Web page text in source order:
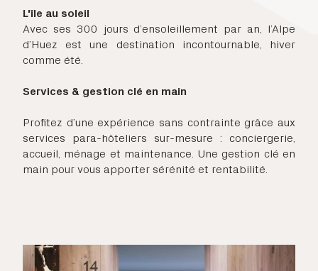
L'île au soleil
Avec ses 300 jours d’ensoleillement par an, l’Alpe
d’Huez est une destination incontournable, hiver
comme été.
Services & gestion clé en main
Profitez d’une expérience sans contrainte grâce aux
services para-hôteliers sur-mesure : conciergerie,
accueil, ménage et maintenance. Une gestion clé en
main pour vous apporter sérénité et rentabilité.